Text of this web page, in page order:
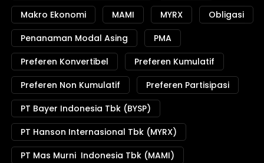
Makro Ekonomi
MAMI MYRX
Obligasi
Penanaman Modal Asing
PMA
Preferen Konvertibel
Preferen Kumulatif
Preferen Non Kumulatif
Preferen Partisipasi
PT Bayer Indonesia Tbk (BYSP)
PT Hanson Internasional Tbk (MYRX)
PT Mas Murni Indonesia Tbk (MAMI)